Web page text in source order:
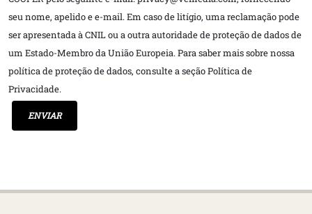
seu nome, apelido e e-mail. Em caso de litígio, uma reclamação pode
ser apresentada à CNIL ou a outra autoridade de proteção de dados de
um Estado-Membro da União Europeia. Para saber mais sobre nossa
política de proteção de dados, consulte a seção Política de
Privacidade.
ENVIAR